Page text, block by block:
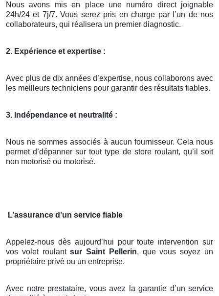
Nous avons mis en place une numéro direct joignable
24h/24 et 7j/7. Vous serez pris en charge par l’un de nos
collaborateurs, qui réalisera un premier diagnostic.
2. Expérience et expertise :
Avec plus de dix années d’expertise, nous collaborons avec
les meilleurs techniciens pour garantir des résultats fiables.
3. Indépendance et neutralité :
Nous ne sommes associés à aucun fournisseur. Cela nous
permet d’dépanner sur tout type de store roulant, qu’il soit
non motorisé ou motorisé.
L’assurance d’un service fiable
Appelez-nous dès aujourd’hui pour toute intervention sur
vos volet roulantsur Saint Pellerin, que vous soyez un
propriétaire privé ou un entreprise.
Avec notre prestataire, vous avez la garantie d’un service